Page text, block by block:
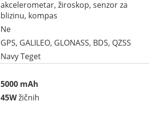
akcelerometar, žiroskop, senzor za
blizinu, kompas
Ne
GPS, GALILEO, GLONASS, BDS, QZSS
Navy Teget
5000 mAh
45Wžičnih